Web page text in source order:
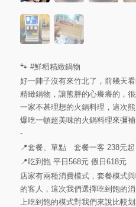
🐾 #鮮稻精緻鍋物
好一陣子沒有來竹北了，前幾天
精緻鍋物，讓熊胖的心癢癢的，
一家不甚理想的火鍋料理，這次
爆吃一頓超美味的火鍋料理來彌補
-
📍套餐、單點 套餐一客 238元起
📍吃到飽 平日568元 假日618元
店家有兩種消費模式，套餐模式
的客人，這次我們選擇吃到飽的
上吃到飽的模式對我們來說比較